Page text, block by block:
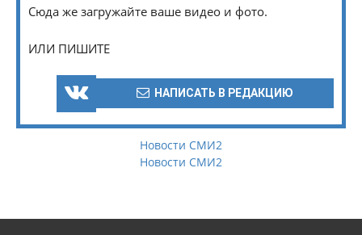
Сюда же загружайте ваше видео и фото.
ИЛИ ПИШИТЕ
НАПИСАТЬ В РЕДАКЦИЮ
Новости СМИ2
Новости СМИ2